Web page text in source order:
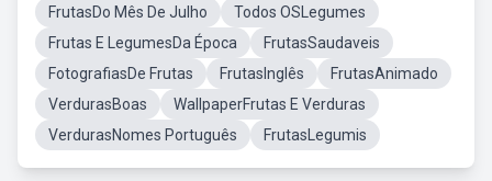
FrutasDo Mês De Julho
Todos OSLegumes
Frutas E LegumesDa Época
FrutasSaudaveis
FotografiasDe Frutas
FrutasInglês
FrutasAnimado
VerdurasBoas
WallpaperFrutas E Verduras
VerdurasNomes Português
FrutasLegumis